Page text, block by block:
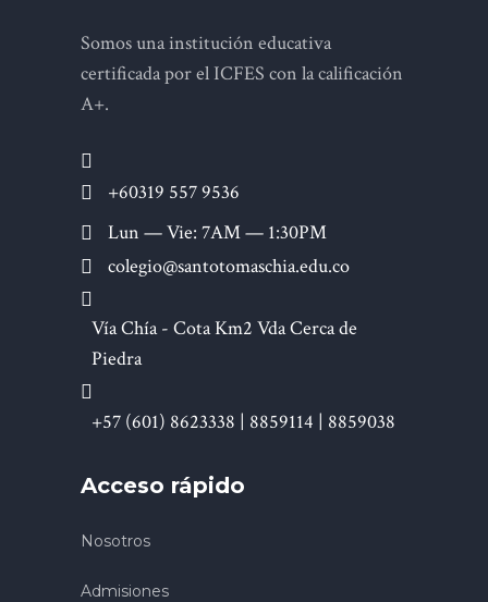
Somos una institución educativa
certificada por el ICFES con la calificación
A+.
+60319 557 9536
Lun — Vie: 7AM — 1:30PM
colegio@santotomaschia.edu.co
Vía Chía - Cota Km2 Vda Cerca de
Piedra
+57 (601) 8623338 | 8859114 | 8859038
Acceso rápido
Nosotros
Admisiones